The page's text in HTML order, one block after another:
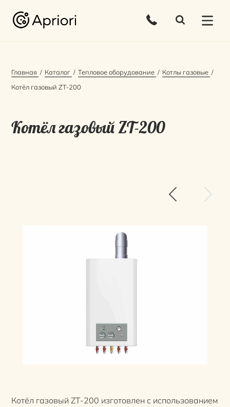
Главная Каталог Тепловое оборудование
Котлы газовые
Котёл газовый ZT-200
Котёл газовый ZT-200
Котёл газовый ZT-200 изготовлен с использованием